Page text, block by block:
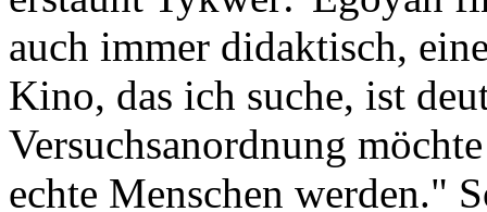
auch immer didaktisch,
Kino, das ich suche, ist
Versuchsanordnung
echte Menschen werden."